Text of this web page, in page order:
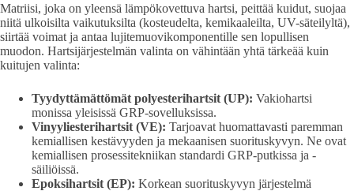
Matriisi, joka on yleensä lämpökovettuva hartsi, peittää kuidut, suojaa
niitä ulkoisilta vaikutuksilta (kosteudelta, kemikaaleilta, UV-säteilyltä),
siirtää voimat ja antaa lujitemuovikomponentille sen lopullisen
muodon. Hartsijärjestelmän valinta on vähintään yhtä tärkeää kuin
kuitujen valinta:
Tyydyttämättömät polyesterihartsit (UP): Vakiohartsi
monissa yleisissä GRP-sovelluksissa.
Vinyyliesterihartsit (VE): Tarjoavat huomattavasti paremman
kemiallisen kestävyyden ja mekaanisen suorituskyvyn. Ne ovat
kemiallisen prosessitekniikan standardi GRP-putkissa ja -
säiliöissä.
Epoksihartsit (EP): Korkean suorituskyvyn järjestelmä